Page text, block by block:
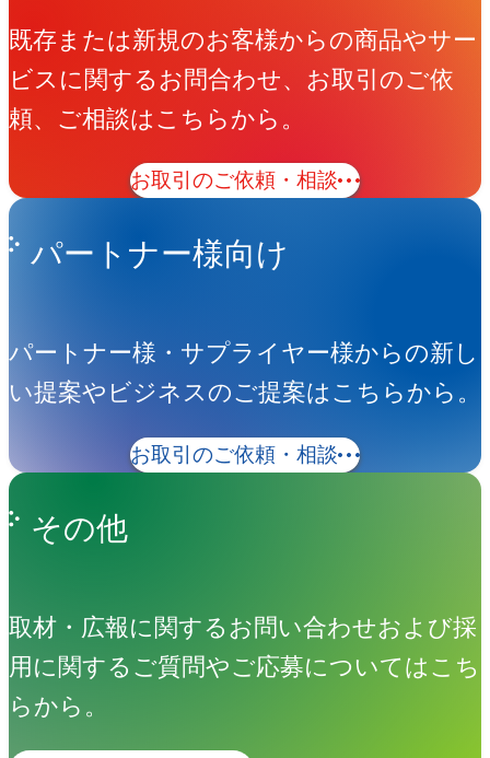
既存または新規のお客様からの商品やサー
ビスに関するお問合わせ、お取引のご依
頼、ご相談はこちらから。
お取引のご依頼・相談
パートナー様向け
パートナー様・サプライヤー様からの新し
い提案やビジネスのご提案はこちらから。
お取引のご依頼・相談
その他
取材・広報に関するお問い合わせおよび採
用に関するご質問やご応募についてはこち
らから。